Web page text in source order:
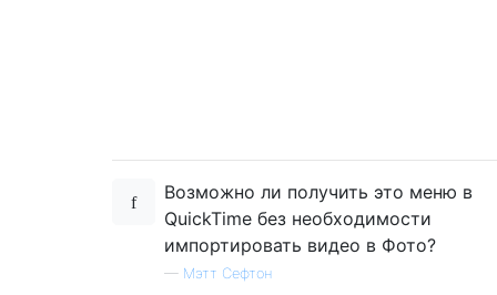
Возможно ли получить это меню в
QuickTime без необходимости
импортировать видео в Фото?
— Мэтт Сефтон